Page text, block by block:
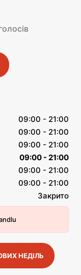
09:00 - 21:00
09:00 - 21:00
09:00 - 21:00
09:00 - 21:00
09:00 - 21:00
09:00 - 21:00
Закрито
НЕДІЛЬ